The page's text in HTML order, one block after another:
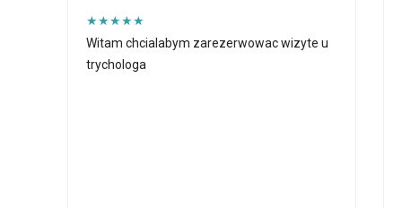
★★★★★
Witam chcialabym zarezerwowac wizyte u
trychologa